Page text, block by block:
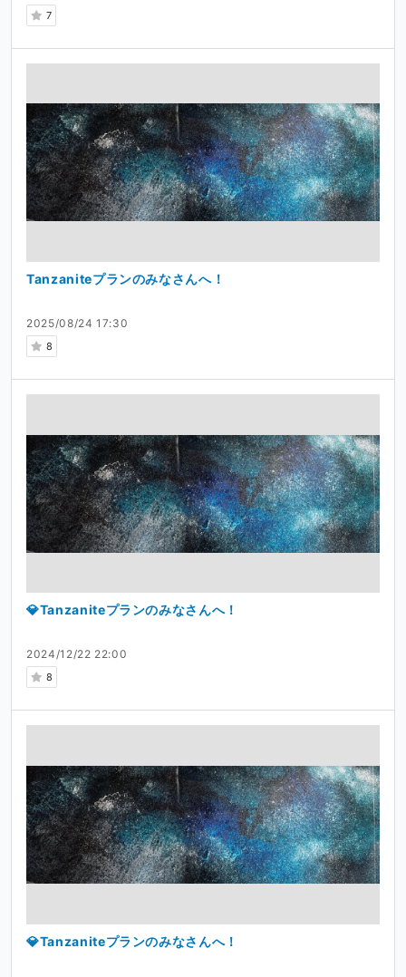
7
2025/08/24 17:30
8
Tanzaniteプランのみなさんへ！
2024/12/22 22:00
8
💎Tanzaniteプランのみなさんへ！
💎Tanzaniteプランのみなさんへ！